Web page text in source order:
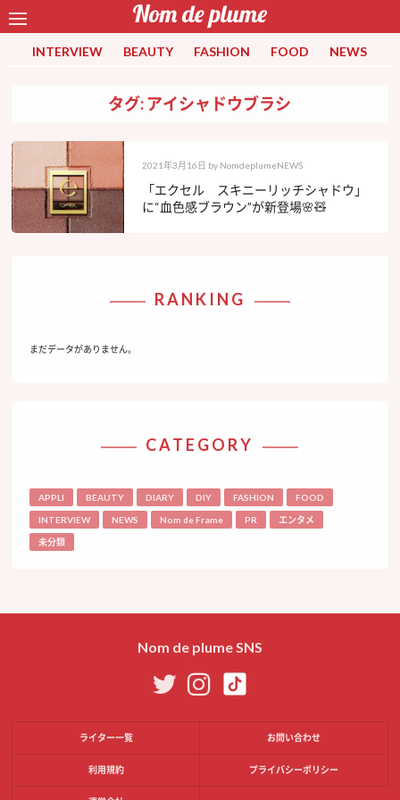
INTERVIEW BEAUTY FASHION FOOD NEWS
タグ: アイシャドウブラシ
2021年3月16日 by NomdeplumeNEWS
「エクセル スキニーリッチシャドウ」
に“血色感ブラウン”が新登場🌸🧸
RANKING
まだデータがありません。
CATEGORY
APPLI BEAUTY DIARY DIY FASHION FOOD
INTERVIEW NEWS Nom de Frame PR エンタメ
未分類
Nom de plume SNS
ライター一覧 お問い合わせ
利用規約 プライバシーポリシー